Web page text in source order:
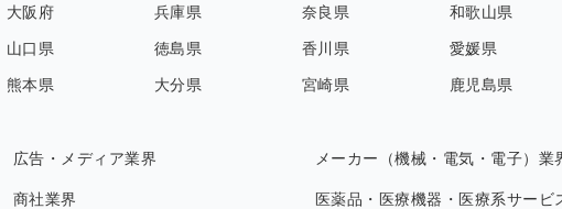
大阪府 兵庫県 奈良県 和歌山県
山口県 徳島県 香川県 愛媛県
熊本県 大分県 宮崎県 鹿児島県
広告・メディア業界 メーカー（機械・電気・電子）業
商社業界 医薬品・医療機器・医療系サービ